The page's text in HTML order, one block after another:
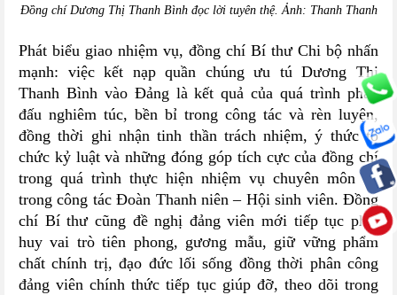
Đồng chí Dương Thị Thanh Bình đọc lời tuyên thệ. Ảnh: Thanh Thanh
Phát biểu giao nhiệm vụ, đồng chí Bí thư Chi bộ nhấn
mạnh: việc kết nạp quần chúng ưu tú Dương Thị
Thanh Bình vào Đảng là kết quả của quá trình phấn
đấu nghiêm túc, bền bỉ trong công tác và rèn luyện,
đồng thời ghi nhận tinh thần trách nhiệm, ý thức tổ
chức kỷ luật và những đóng góp tích cực của đồng chí
trong quá trình thực hiện nhiệm vụ chuyên môn và
trong công tác Đoàn Thanh niên – Hội sinh viên. Đồng
chí Bí thư cũng đề nghị đảng viên mới tiếp tục phát
huy vai trò tiên phong, gương mẫu, giữ vững phẩm
chất chính trị, đạo đức lối sống đồng thời phân công
đảng viên chính thức tiếp tục giúp đỡ, theo dõi trong